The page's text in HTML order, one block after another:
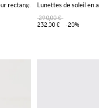
rectangulaires en acétate avec
Lunettes de soleil en
290,00 €
232,00 €
-20%